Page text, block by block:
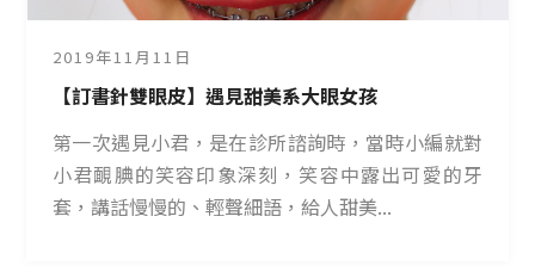
2019年11月11日
【訂書針雙眼皮】遇見甜美系大眼女孩
第一次遇見小君，是在診所諮詢時，當時小編就對
小君靦腆的笑容印象深刻，笑容中露出可愛的牙
套，講話慢慢的、輕聲細語，給人甜美...